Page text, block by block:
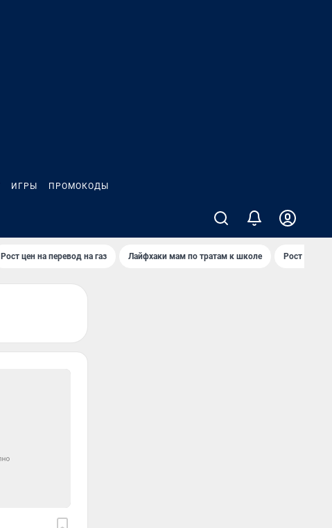
ИГРЫ ПРОМОКОДЫ
Рост цен на перевод на газ Лайфхаки мам по тратам к школе Рост цен на